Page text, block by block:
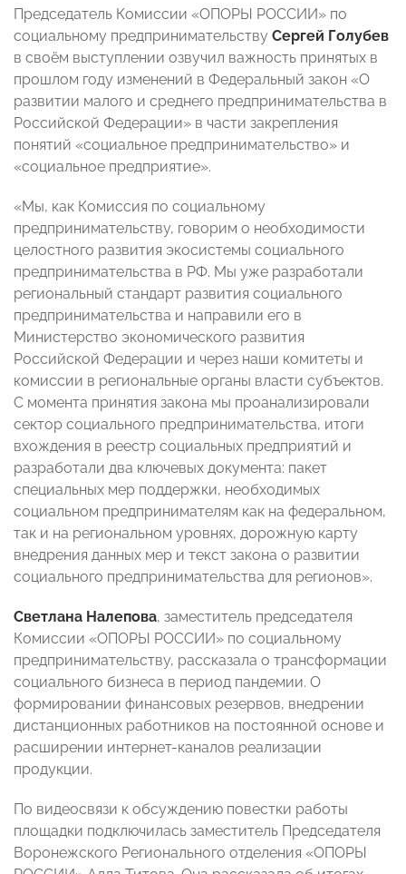
Председатель Комиссии «ОПОРЫ РОССИИ» по
социальному предпринимательству Сергей Голубев
в своём выступлении озвучил важность принятых в
прошлом году изменений в Федеральный закон «О
развитии малого и среднего предпринимательства в
Российской Федерации» в части закрепления
понятий «социальное предпринимательство» и
«социальное предприятие».
«Мы, как Комиссия по социальному
предпринимательству, говорим о необходимости
целостного развития экосистемы социального
предпринимательства в РФ. Мы уже разработали
региональный стандарт развития социального
предпринимательства и направили его в
Министерство экономического развития
Российской Федерации и через наши комитеты и
комиссии в региональные органы власти субъектов.
С момента принятия закона мы проанализировали
сектор социального предпринимательства, итоги
вхождения в реестр социальных предприятий и
разработали два ключевых документа: пакет
специальных мер поддержки, необходимых
социальном предпринимателям как на федеральном,
так и на региональном уровнях, дорожную карту
внедрения данных мер и текст закона о развитии
социального предпринимательства для регионов».
Светлана Налепова, заместитель председателя
Комиссии «ОПОРЫ РОССИИ» по социальному
предпринимательству, рассказала о трансформации
социального бизнеса в период пандемии. О
формировании финансовых резервов, внедрении
дистанционных работников на постоянной основе и
расширении интернет-каналов реализации
продукции.
По видеосвязи к обсуждению повестки работы
площадки подключилась заместитель Председателя
Воронежского Регионального отделения «ОПОРЫ